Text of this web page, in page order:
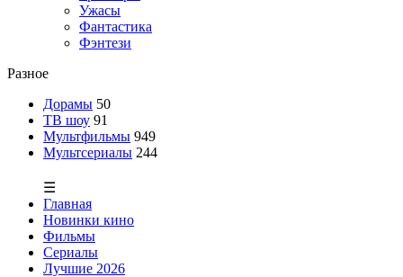
Ужасы
Фантастика
Фэнтези
Разное
Дорамы 50
ТВ шоу 91
Мультфильмы 949
Мультсериалы 244
☰
Главная
Новинки кино
Фильмы
Сериалы
Лучшие 2026